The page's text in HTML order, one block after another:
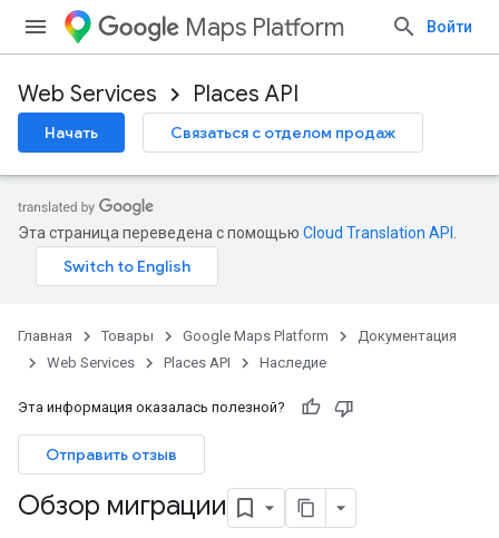
Maps Platform Войти
Web Services Places API
Начать Связаться с отделом продаж
Эта страница переведена с помощью Cloud Translation API
Главная Товары Google Maps Platform
Документация
Web Services
Places API Наследие
Эта информация оказалась полезной?
Отправить отзыв
Обзор миграции